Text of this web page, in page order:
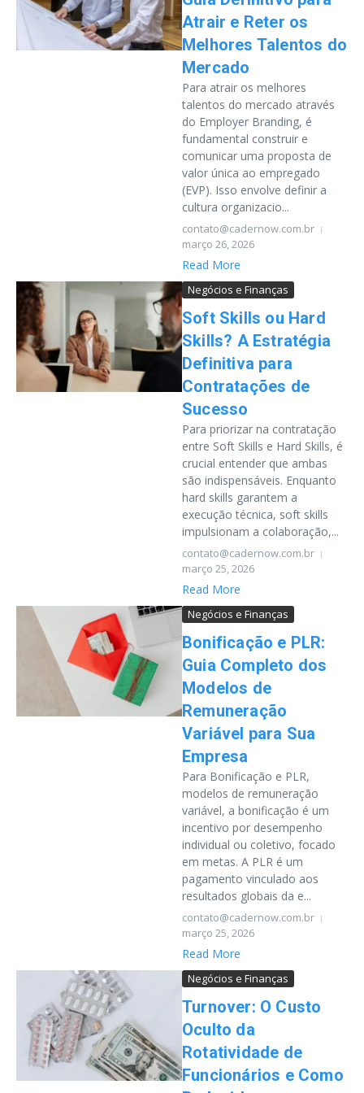
Atrair e Reter os
Melhores Talentos do
Mercado
Para atrair os melhores
talentos do mercado através
do Employer Branding, é
fundamental construir e
comunicar uma proposta de
valor única ao empregado
(EVP). Isso envolve definir a
cultura organizacio...
contato@cadernow.com.br
março 26, 2026
Read More
Negócios e Finanças
Soft Skills ou Hard
Skills? A Estratégia
Definitiva para
Contratações de
Sucesso
Para priorizar na contratação
entre Soft Skills e Hard Skills, é
crucial entender que ambas
são indispensáveis. Enquanto
hard skills garantem a
execução técnica, soft skills
impulsionam a colaboração,...
contato@cadernow.com.br
março 25, 2026
Read More
Negócios e Finanças
Bonificação e PLR:
Guia Completo dos
Modelos de
Remuneração
Variável para Sua
Empresa
Para Bonificação e PLR,
modelos de remuneração
variável, a bonificação é um
incentivo por desempenho
individual ou coletivo, focado
em metas. A PLR é um
pagamento vinculado aos
resultados globais da e...
contato@cadernow.com.br
março 25, 2026
Read More
Negócios e Finanças
Turnover: O Custo
Oculto da
Rotatividade de
Funcionários e Como